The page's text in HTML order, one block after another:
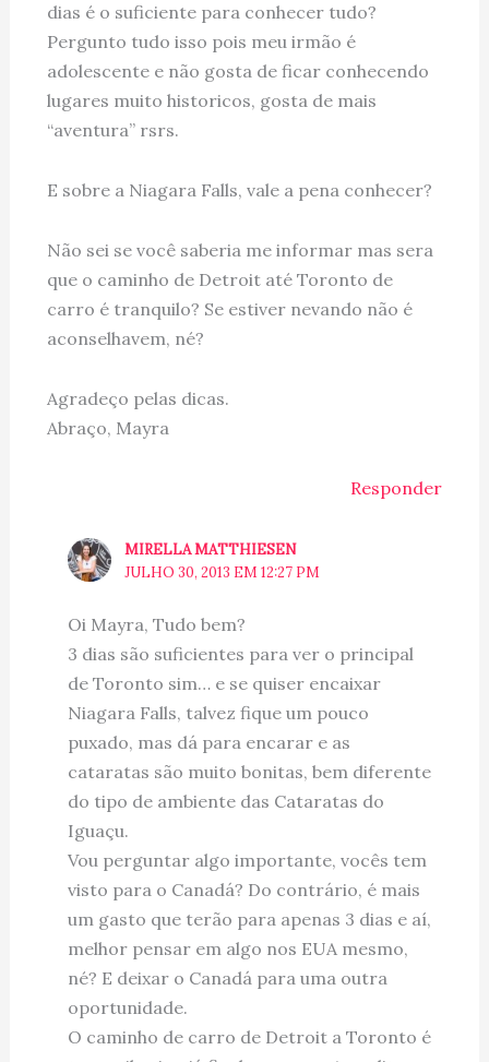
dias é o suficiente para conhecer tudo?
Pergunto tudo isso pois meu irmão é
adolescente e não gosta de ficar conhecendo
lugares muito historicos, gosta de mais
“aventura” rsrs.
E sobre a Niagara Falls, vale a pena conhecer?
Não sei se você saberia me informar mas sera
que o caminho de Detroit até Toronto de
carro é tranquilo? Se estiver nevando não é
aconselhavem, né?
Agradeço pelas dicas.
Abraço, Mayra
Responder
MIRELLA MATTHIESEN
JULHO 30, 2013 EM 12:27 PM
Oi Mayra, Tudo bem?
3 dias são suficientes para ver o principal
de Toronto sim… e se quiser encaixar
Niagara Falls, talvez fique um pouco
puxado, mas dá para encarar e as
cataratas são muito bonitas, bem diferente
do tipo de ambiente das Cataratas do
Iguaçu.
Vou perguntar algo importante, vocês tem
visto para o Canadá? Do contrário, é mais
um gasto que terão para apenas 3 dias e aí,
melhor pensar em algo nos EUA mesmo,
né? E deixar o Canadá para uma outra
oportunidade.
O caminho de carro de Detroit a Toronto é